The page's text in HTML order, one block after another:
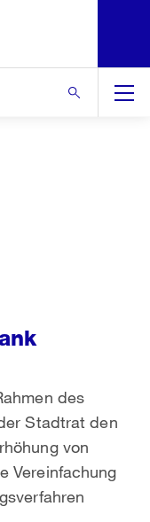
des
Stadtrat den
von
Vereinfachung